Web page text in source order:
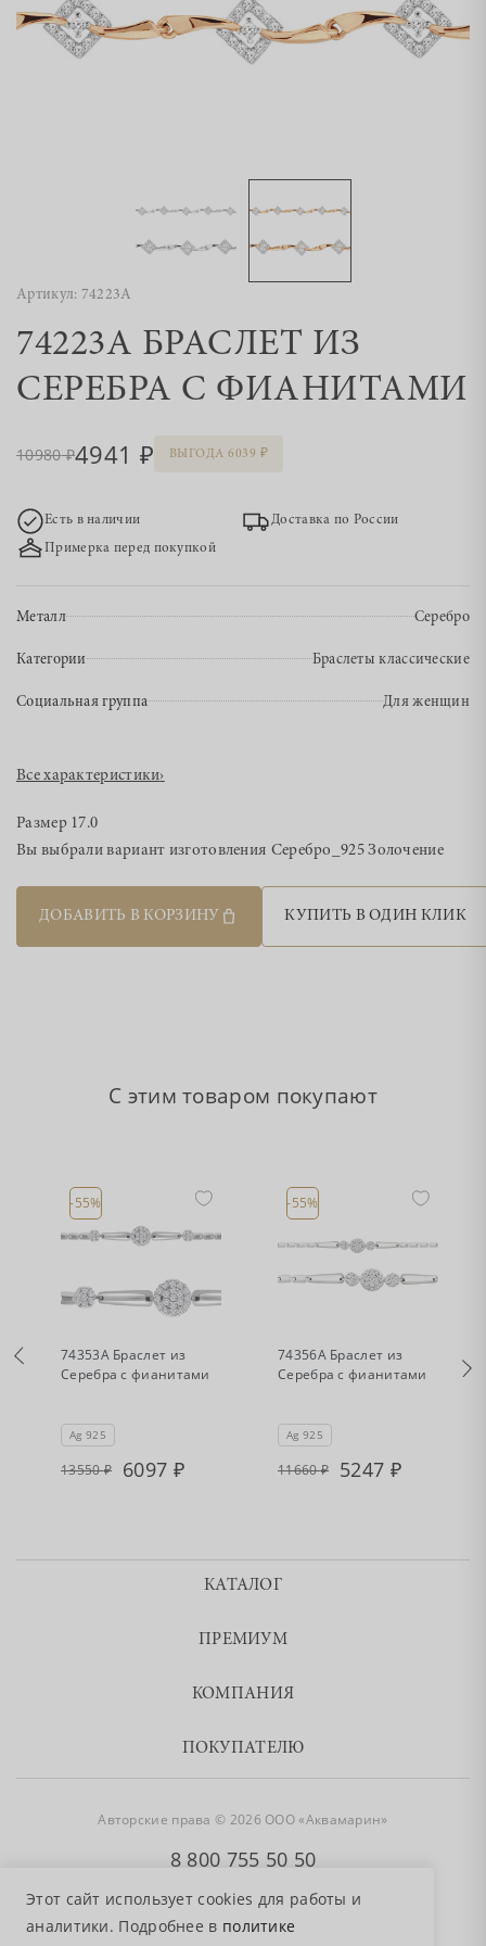
Этот сайт использует cookies для работы и
аналитики. Подробнее в политике
Артикул: 74223А
74223А БРАСЛЕТ ИЗ
СЕРЕБРА С ФИАНИТАМИ
10980 4941 ВЫГОДА 6039
Есть в наличии
Доставка по России
Примерка перед покупкой
Металл Серебро
Категории Браслеты классические
Социальная группа Для женщин
Все характеристики›
Размер 17.0
Вы выбрали вариант изготовления Серебро_925 Золочение
ДОБАВИТЬ В КОРЗИНУ КУПИТЬ В ОДИН КЛИК
С этим товаром покупают
-55%
74353А Браслет из
Серебра с фианитами
Ag 925
13550 6097
-55%
74356А Браслет из
Серебра с фианитами
Ag 925
11660 5247
КАТАЛОГ
ПРЕМИУМ
КОМПАНИЯ
ПОКУПАТЕЛЮ
Авторские права © 2026 ООО «Аквамарин»
8 800 755 50 50